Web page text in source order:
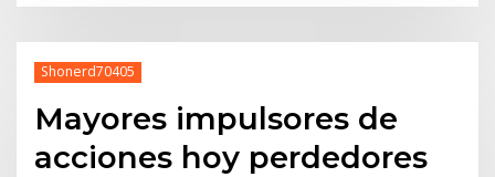
Shonerd70405
Mayores impulsores de
acciones hoy perdedores